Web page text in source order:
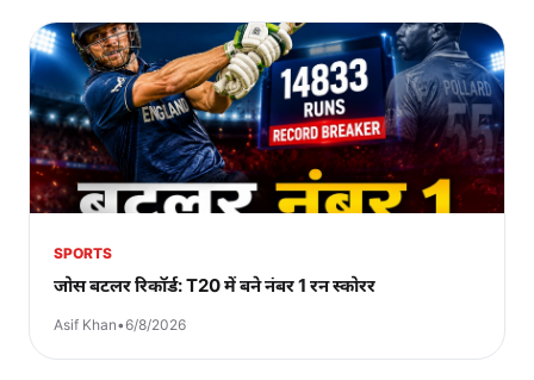
SPORTS
जोस बटलर रिकॉर्ड: T20 में बने नंबर 1 रन स्कोरर
Asif Khan•6/8/2026